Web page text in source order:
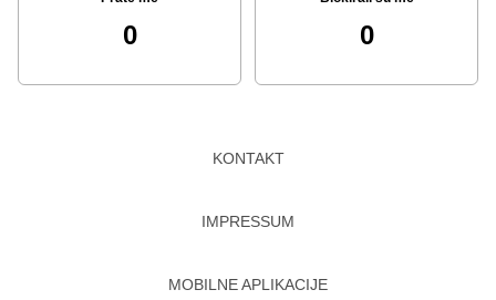
0 0
KONTAKT
IMPRESSUM
MOBILNE APLIKACIJE